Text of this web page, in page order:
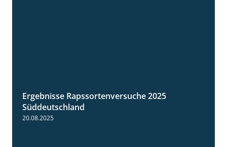
Ergebnisse Rapssortenversuche 2025
Süddeutschland
20.08.2025